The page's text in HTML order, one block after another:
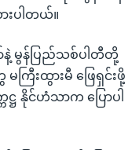
းပါတယ်။
မွန်ပြည်သစ်ပါတီတို့
ကြီးထွားမီ ဖြေရှင်းဖို့
နိုင်ဟံသာက ပြောပါ